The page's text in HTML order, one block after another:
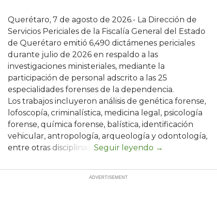
Querétaro, 7 de agosto de 2026.- La Dirección de
Servicios Periciales de la Fiscalía General del Estado
de Querétaro emitió 6,490 dictámenes periciales
durante julio de 2026 en respaldo a las
investigaciones ministeriales, mediante la
participación de personal adscrito a las 25
especialidades forenses de la dependencia.
Los trabajos incluyeron análisis de genética forense,
lofoscopía, criminalística, medicina legal, psicología
forense, química forense, balística, identificación
vehicular, antropología, arqueología y odontología,
entre otras disciplinas.